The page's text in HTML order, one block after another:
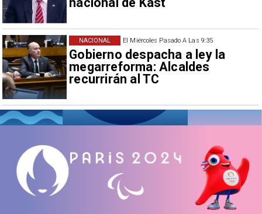
El Miércoles Pasado A Las 9:35
Gobierno despacha a ley la
megarreforma: Alcaldes
recurrirán al TC
NACIONAL